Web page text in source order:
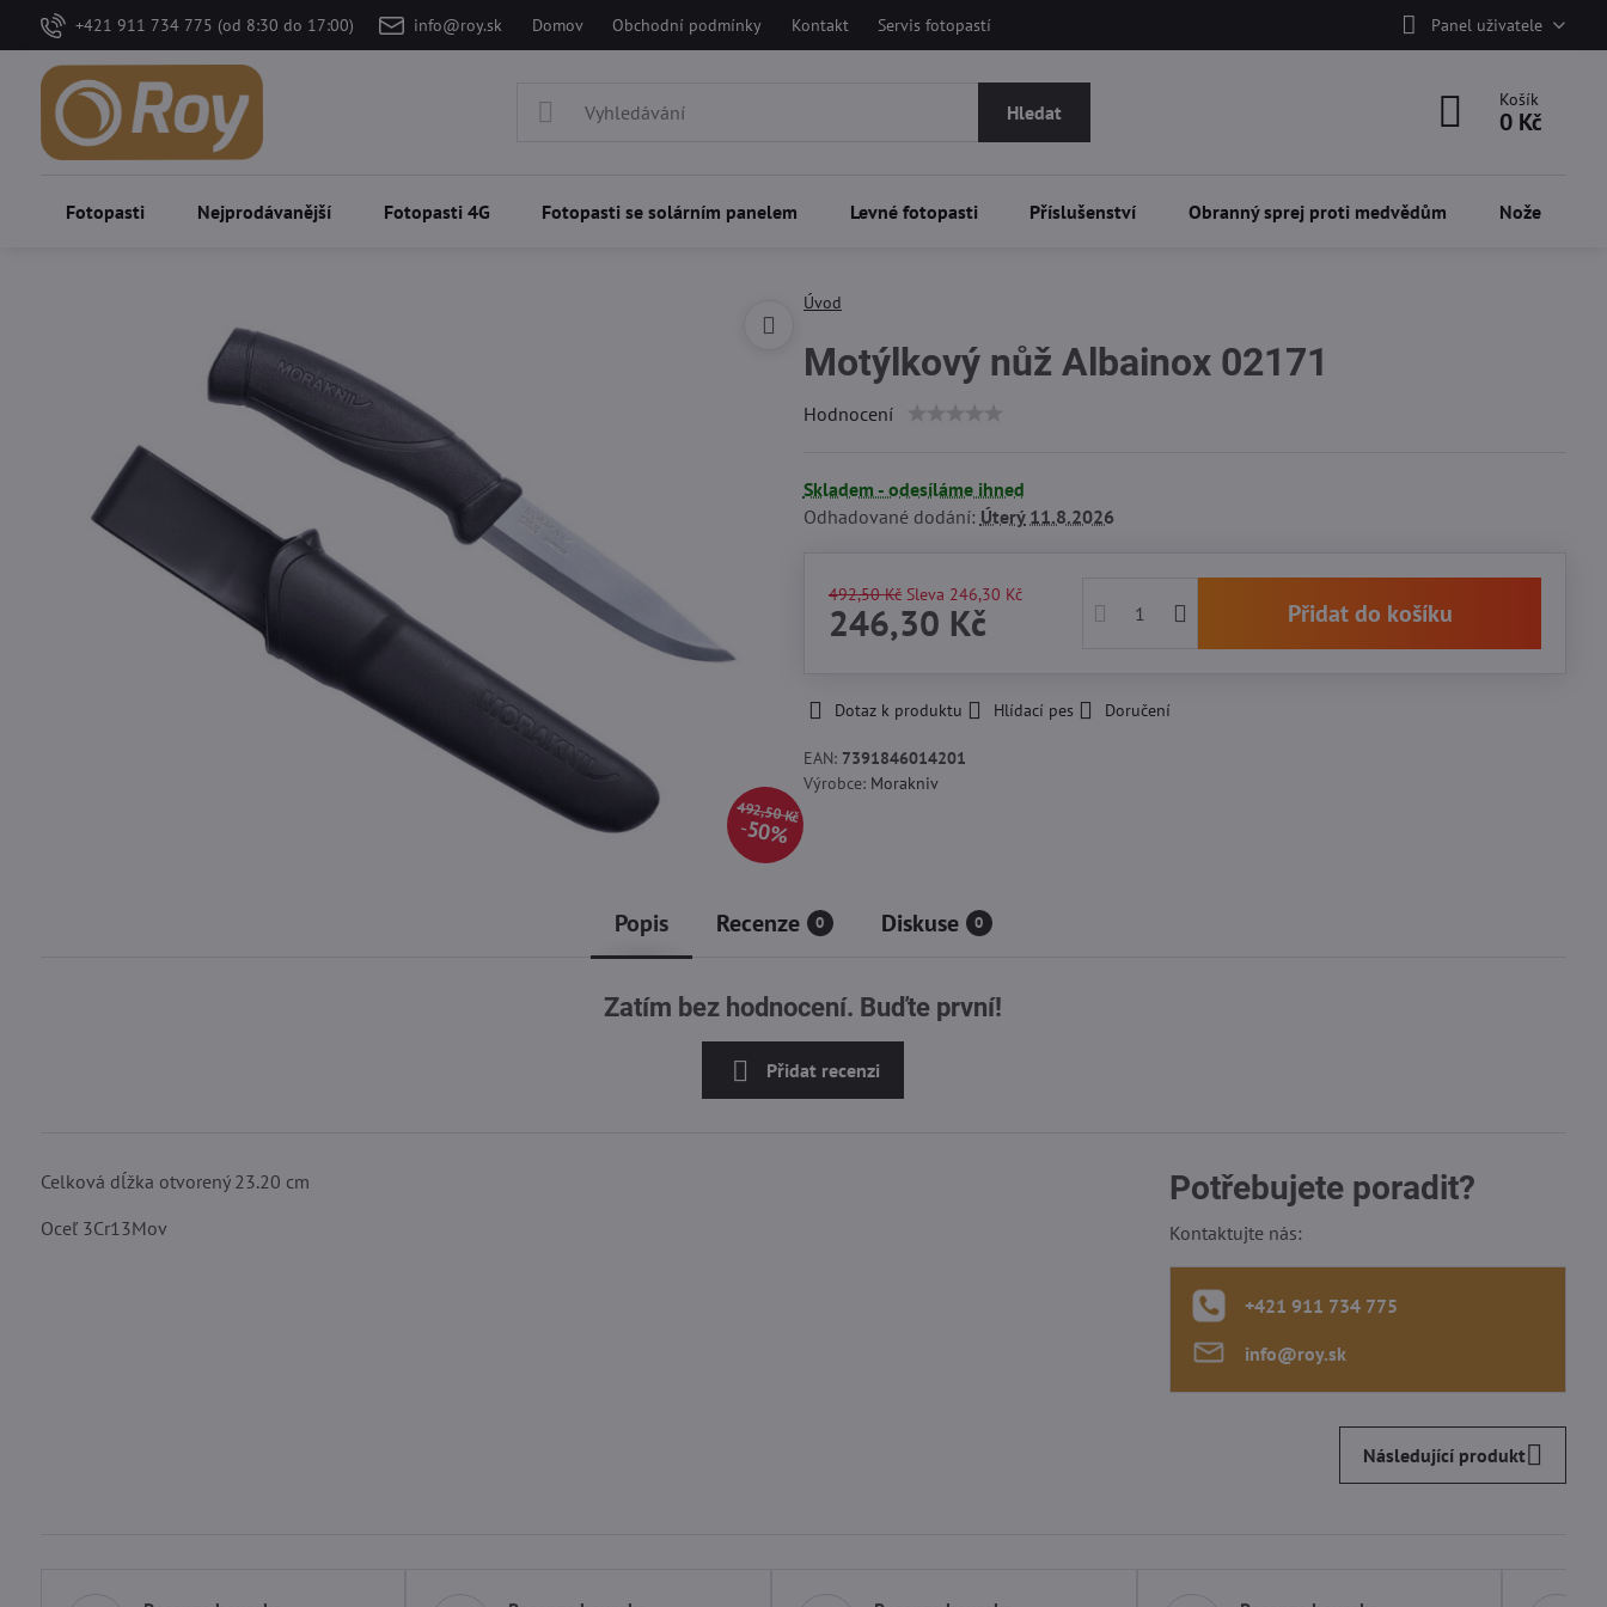
+421 911 734 775 (od 8:30 do 17:00) info@roy.sk Domov Obchodní podmínky Kontakt Servis fotopastí Panel uživatele
Hledat
Košík
0 Kč
Fotopasti Nejprodávanější Fotopasti 4G Fotopasti se solárním panelem Levné fotopasti Příslušenství Obranný sprej proti medvědům Nože
492,50 Kč
50%
Úvod
Motýlkový nůž Albainox 02171
Hodnocení
Skladem - odesíláme ihned
Odhadované dodání: Úterý11.8.2026
492,50 Kč Sleva 246,30 Kč
246,30 Kč Přidat do košíku
Dotaz k produktu Hlídací pes Doručení
EAN: 7391846014201
Výrobce: Morakniv
Popis Recenze 0 Diskuse 0
Zatím bez hodnocení. Buďte první!
Přidat recenzi
Celková dĺžka otvorený 23.20 cm
Oceľ 3Cr13Mov
Potřebujete poradit?
Kontaktujte nás:
+421 911 734 775
info​@roy​.sk
Následující produkt